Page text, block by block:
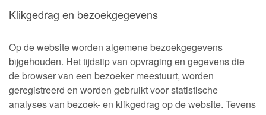
Klikgedrag en bezoekgegevens
Op de website worden algemene bezoekgegevens
bijgehouden. Het tijdstip van opvraging en gegevens die
de browser van een bezoeker meestuurt, worden
geregistreerd en worden gebruikt voor statistische
analyses van bezoek- en klikgedrag op de website. Tevens